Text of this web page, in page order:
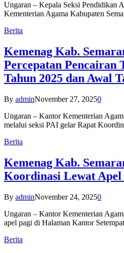
Ungaran – Kepala Seksi Pendidikan
Kementerian Agama Kabupaten
Berita
Kemenag Kab.
Percepatan Pencairan
Tahun 2025 dan Awal
By adminNovember 27, 20250
Ungaran – Kantor Kementerian
melalui seksi PAI gelar Rapat
Berita
Kemenag Kab.
Koordinasi Lewat Apel
By adminNovember 24, 20250
Ungaran – Kantor Kementerian
apel pagi di Halaman Kantor
Berita